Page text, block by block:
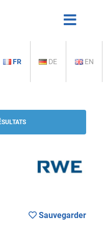
FR DE EN
Sauvegarder